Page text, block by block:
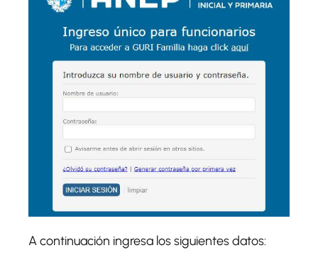
A continuación ingresa los siguientes datos: